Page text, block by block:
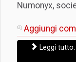
Numonyx,
Aggiungi
Leggi